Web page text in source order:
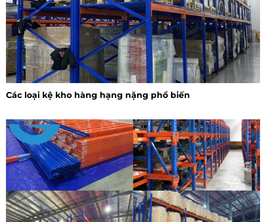
Các loại kệ kho hàng hạng nặng phổ biến